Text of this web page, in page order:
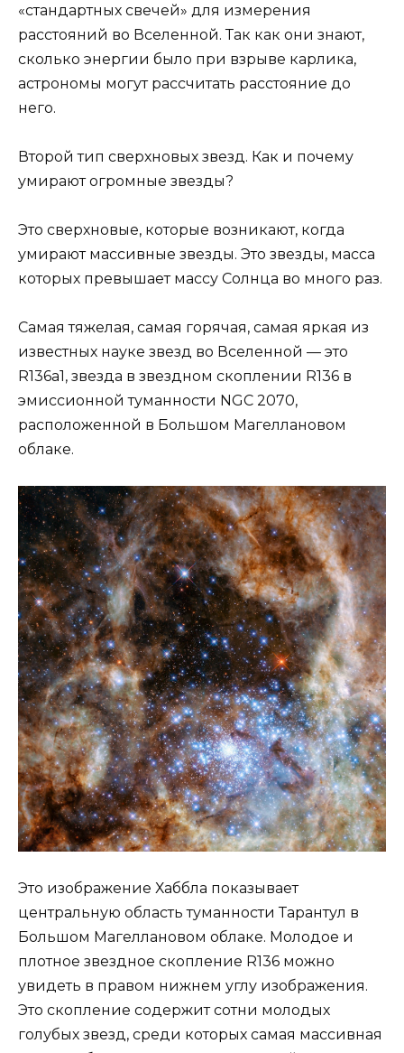
«стандартных свечей» для измерения
расстояний во Вселенной. Так как они знают,
сколько энергии было при взрыве карлика,
астрономы могут рассчитать расстояние до
него.
Второй тип сверхновых звезд. Как и почему
умирают огромные звезды?
Это сверхновые, которые возникают, когда
умирают массивные звезды. Это звезды, масса
которых превышает массу Солнца во много раз.
Самая тяжелая, самая горячая, самая яркая из
известных науке звезд во Вселенной — это
R136a1, звезда в звездном скоплении R136 в
эмиссионной туманности NGC 2070,
расположенной в Большом Магеллановом
облаке.
Это изображение Хаббла показывает
центральную область туманности Тарантул в
Большом Магеллановом облаке. Молодое и
плотное звездное скопление R136 можно
увидеть в правом нижнем углу изображения.
Это скопление содержит сотни молодых
голубых звезд, среди которых самая массивная